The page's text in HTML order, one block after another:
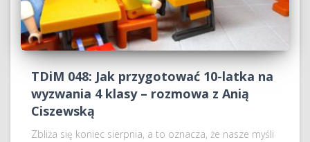
TDiM 048: Jak przygotować 10-latka na
wyzwania 4 klasy – rozmowa z Anią
Ciszewską
Zbliża się koniec sierpnia, a to oznacza, że nasze myśli